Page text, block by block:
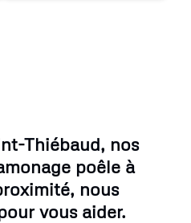
Thiébaud, nos
poêle à
nous
vous aider.